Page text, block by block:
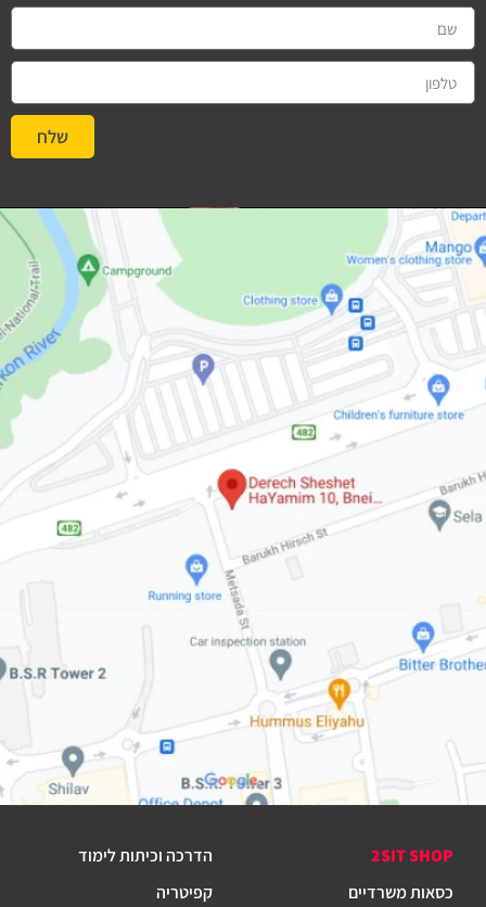
שלח
2SIT SHOP
כסאות משרדיים
הדרכה וכיתות לימוד
קפיטריה